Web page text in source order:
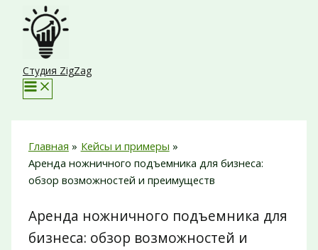
Перейти
содержимому
Студия ZigZag
Главная
Кейсы и примеры
Аренда ножничного подъемника для бизнеса:
обзор возможностей и преимуществ
Аренда ножничного подъемника для
бизнеса: обзор возможностей и